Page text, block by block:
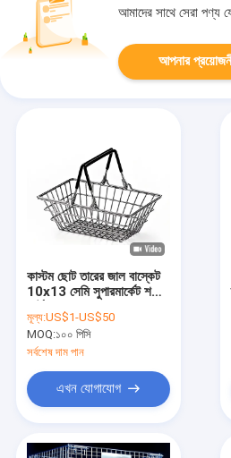
আমাদের সাথে সেরা পণ্য
আপনার
কাস্টম ছোট তারের জাল বাস্কেট
10x13 সেমি সুপারমার্কেট শপিং
মূল্য:US$1-US$50
MOQ:১০০ পিসি
সর্বশেষ দাম পান
এখন যোগাযোগ